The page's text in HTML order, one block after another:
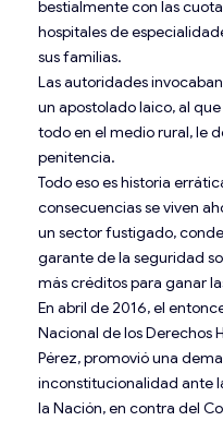
bestialmente con las
hospitales de
sus familias.
Las autoridades
un apostolado laico, al
todo en el medio rural, le
penitencia.
Todo eso es historia
consecuencias se viven
un sector fustigado,
garante de la seguridad
más créditos para ganar
En abril de 2016, el
Nacional de los Derechos
Pérez, promovió una
inconstitucionalidad ante
la Nación, en contra del